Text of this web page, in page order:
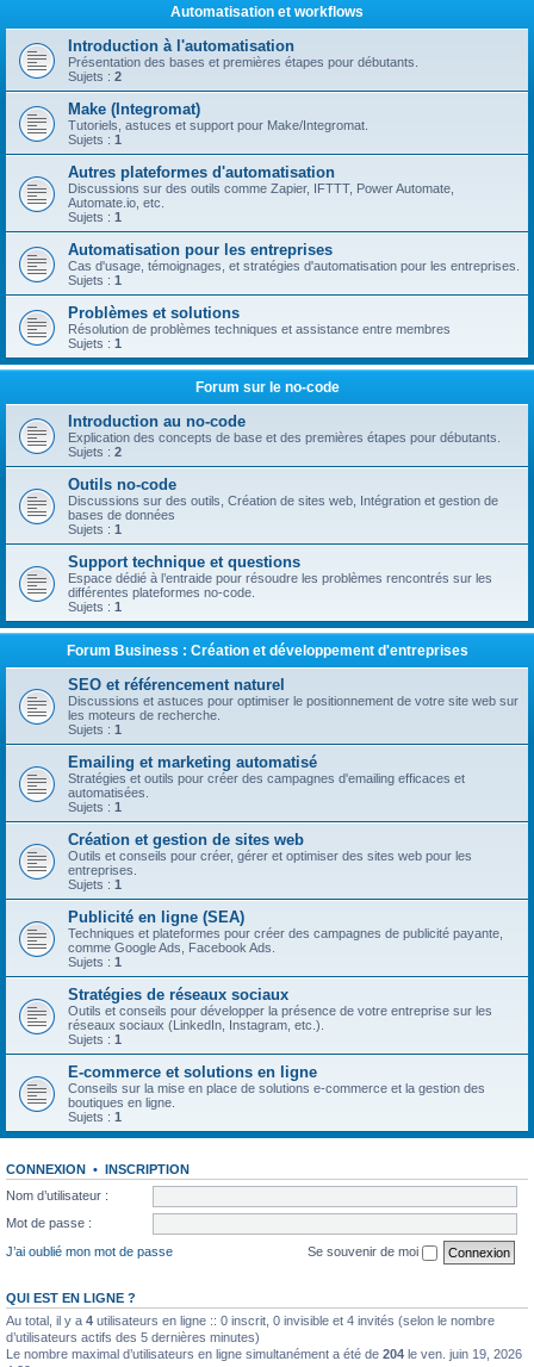
Automatisation et workflows
Introduction à l'automatisation
Présentation des bases et premières étapes pour débutants.
Sujets : 2
Make (Integromat)
Tutoriels, astuces et support pour Make/Integromat.
Sujets : 1
Autres plateformes d'automatisation
Discussions sur des outils comme Zapier, IFTTT, Power Automate,
Automate.io, etc.
Sujets : 1
Automatisation pour les entreprises
Cas d'usage, témoignages, et stratégies d'automatisation pour les entreprises.
Sujets : 1
Problèmes et solutions
Résolution de problèmes techniques et assistance entre membres
Sujets : 1
Forum sur le no-code
Introduction au no-code
Explication des concepts de base et des premières étapes pour débutants.
Sujets : 2
Outils no-code
Discussions sur des outils, Création de sites web, Intégration et gestion de
bases de données
Sujets : 1
Support technique et questions
Espace dédié à l’entraide pour résoudre les problèmes rencontrés sur les
différentes plateformes no-code.
Sujets : 1
Forum Business : Création et développement d'entreprises
SEO et référencement naturel
Discussions et astuces pour optimiser le positionnement de votre site web sur
les moteurs de recherche.
Sujets : 1
Emailing et marketing automatisé
Stratégies et outils pour créer des campagnes d'emailing efficaces et
automatisées.
Sujets : 1
Création et gestion de sites web
Outils et conseils pour créer, gérer et optimiser des sites web pour les
entreprises.
Sujets : 1
Publicité en ligne (SEA)
Techniques et plateformes pour créer des campagnes de publicité payante,
comme Google Ads, Facebook Ads.
Sujets : 1
Stratégies de réseaux sociaux
Outils et conseils pour développer la présence de votre entreprise sur les
réseaux sociaux (LinkedIn, Instagram, etc.).
Sujets : 1
E-commerce et solutions en ligne
Conseils sur la mise en place de solutions e-commerce et la gestion des
boutiques en ligne.
Sujets : 1
CONNEXION • INSCRIPTION
Nom d’utilisateur :
Mot de passe :
J’ai oublié mon mot de passe
Se souvenir de moi
QUI EST EN LIGNE ?
Au total, il y a 4 utilisateurs en ligne :: 0 inscrit, 0 invisible et 4 invités (selon le nombre
d’utilisateurs actifs des 5 dernières minutes)
Le nombre maximal d’utilisateurs en ligne simultanément a été de 204 le ven. juin 19, 2026